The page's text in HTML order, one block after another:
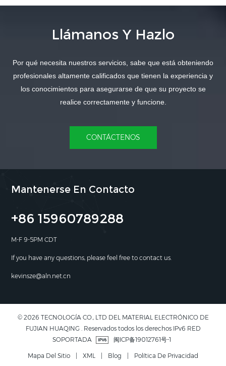
Llámanos Y Hazlo
Por qué necesita nuestros servicios, sabe que está obteniendo
profesionales altamente calificados que tienen la experiencia y
los conocimientos para asegurarse de que su proyecto se
realice correctamente y funcione.
CONTÁCTENOS
Mantenerse En Contacto
+86 15960789288
M-F 9-5PM CDT
If you have any questions, please feel free to contact us.
kevinsze@aln.net.cn
© 2026 TECNOLOGÍA CO., LTD DEL MATERIAL ELECTRÓNICO DE
FUJIAN HUAQING . Reservados todos los derechos IPv6 RED
SOPORTADA
闽ICP备19012761号-1
Mapa Del Sitio | XML | Blog | Política De Privacidad